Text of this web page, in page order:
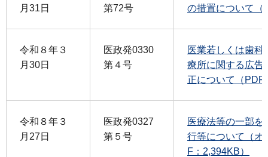
月31日
第72号
の措置について（
令和８年３
月30日
医政発0330
第４号
医業若しくは歯科
療所に関する広告
正について（PDF
令和８年３
月27日
医政発0327
第５号
医療法等の一部を
行等について（オ
F：2,394KB）